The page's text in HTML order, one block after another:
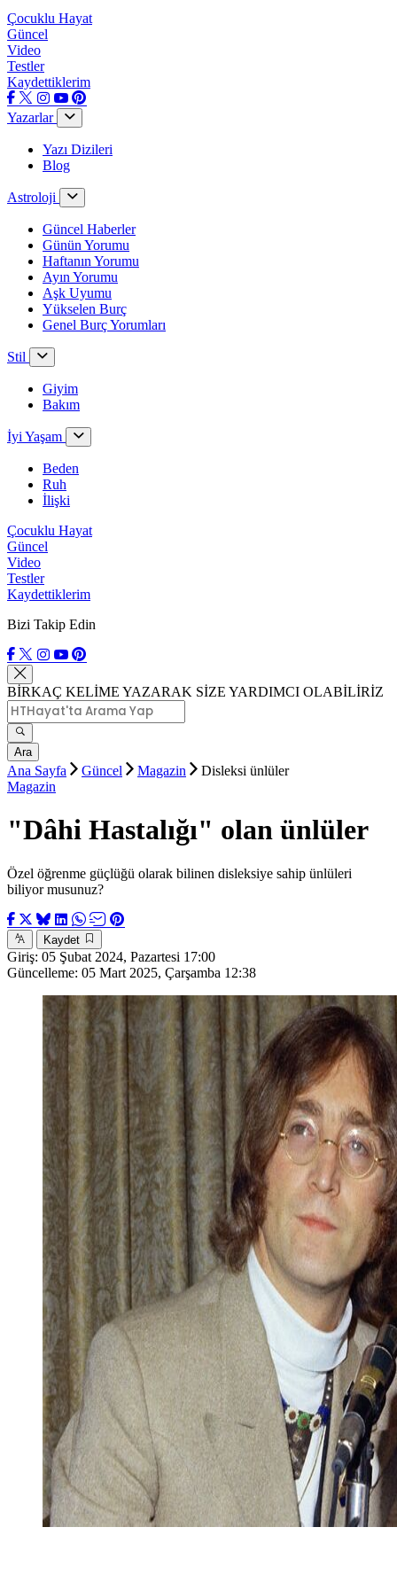
Çocuklu Hayat
Güncel
Video
Testler
Kaydettiklerim
Yazarlar
Yazı Dizileri
Blog
Astroloji
Güncel Haberler
Günün Yorumu
Haftanın Yorumu
Ayın Yorumu
Aşk Uyumu
Yükselen Burç
Genel Burç Yorumları
Stil
Giyim
Bakım
İyi Yaşam
Beden
Ruh
İlişki
Çocuklu Hayat
Güncel
Video
Testler
Kaydettiklerim
Bizi Takip Edin
BİRKAÇ KELİME YAZARAK SİZE YARDIMCI OLABİLİRİZ
Ara
Ana Sayfa Güncel Magazin
Disleksi ünlüler
Magazin
"Dâhi Hastalığı" olan ünlüler
Özel öğrenme güçlüğü olarak bilinen disleksiye sahip ünlüleri
biliyor musunuz?
Kaydet
Giriş: 05 Şubat 2024, Pazartesi 17:00
Güncelleme: 05 Mart 2025, Çarşamba 12:38